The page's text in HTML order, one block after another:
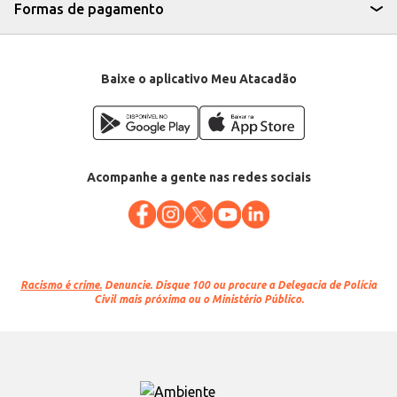
Formas de pagamento
Baixe o aplicativo Meu Atacadão
Acompanhe a gente nas redes sociais
Racismo é crime. Denuncie. Disque 100 ou procure a Delegacia de Polícia
Civil mais próxima ou o Ministério Público.